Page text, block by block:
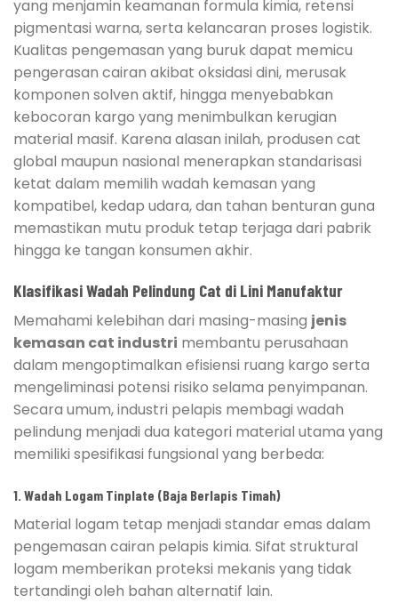
yang menjamin keamanan formula kimia, retensi
pigmentasi warna, serta kelancaran proses logistik.
Kualitas pengemasan yang buruk dapat memicu
pengerasan cairan akibat oksidasi dini, merusak
komponen solven aktif, hingga menyebabkan
kebocoran kargo yang menimbulkan kerugian
material masif. Karena alasan inilah, produsen cat
global maupun nasional menerapkan standarisasi
ketat dalam memilih wadah kemasan yang
kompatibel, kedap udara, dan tahan benturan guna
memastikan mutu produk tetap terjaga dari pabrik
hingga ke tangan konsumen akhir.
Klasifikasi Wadah Pelindung Cat di Lini Manufaktur
Memahami kelebihan dari masing-masing jenis
kemasan cat industri membantu perusahaan
dalam mengoptimalkan efisiensi ruang kargo serta
mengeliminasi potensi risiko selama penyimpanan.
Secara umum, industri pelapis membagi wadah
pelindung menjadi dua kategori material utama yang
memiliki spesifikasi fungsional yang berbeda:
1. Wadah Logam Tinplate (Baja Berlapis Timah)
Material logam tetap menjadi standar emas dalam
pengemasan cairan pelapis kimia. Sifat struktural
logam memberikan proteksi mekanis yang tidak
tertandingi oleh bahan alternatif lain.